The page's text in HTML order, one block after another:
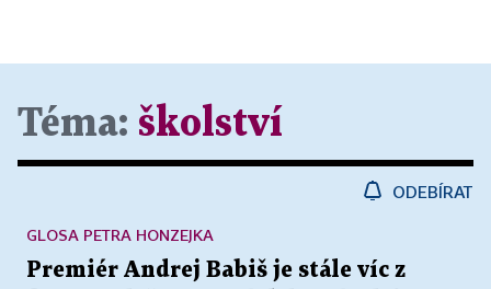
Téma: školství
ODEBÍRAT
Premiér Andrej Babiš je stále víc z
GLOSA PETRA HONZEJKA